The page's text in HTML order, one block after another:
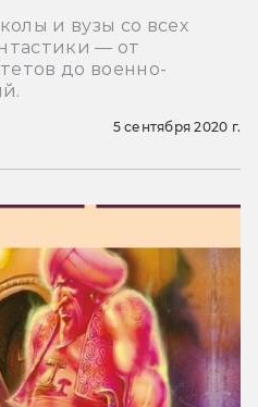
и вузы со всех
— от
до военно-
5 сентября 2020 г.